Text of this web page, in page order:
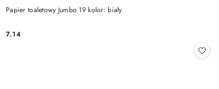
Papier toaletowy Jumbo 19 kolor: biały
Cena:
7.14